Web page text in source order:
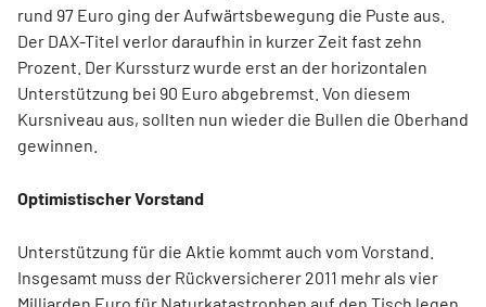
rund 97 Euro ging der Aufwärtsbewegung die Puste aus.
Der DAX-Titel verlor daraufhin in kurzer Zeit fast zehn
Prozent. Der Kurssturz wurde erst an der horizontalen
Unterstützung bei 90 Euro abgebremst. Von diesem
Kursniveau aus, sollten nun wieder die Bullen die Oberhand
gewinnen.
Optimistischer Vorstand
Unterstützung für die Aktie kommt auch vom Vorstand.
Insgesamt muss der Rückversicherer 2011 mehr als vier